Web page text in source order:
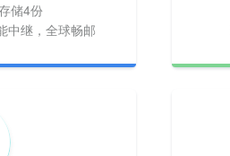
储4份
中继，全球畅邮